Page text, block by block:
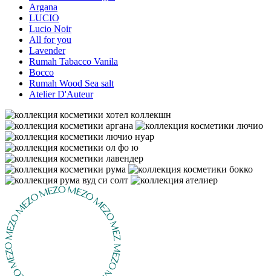
Argana
LUCIO
Lucio Noir
All for you
Lavender
Rumah Tabacco Vanila
Bocco
Rumah Wood Sea salt
Atelier D'Auteur